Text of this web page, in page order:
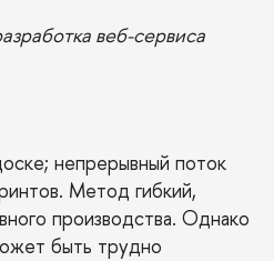
веб-сервиса
непрерывный поток
Метод гибкий,
производства. Однако
быть трудно